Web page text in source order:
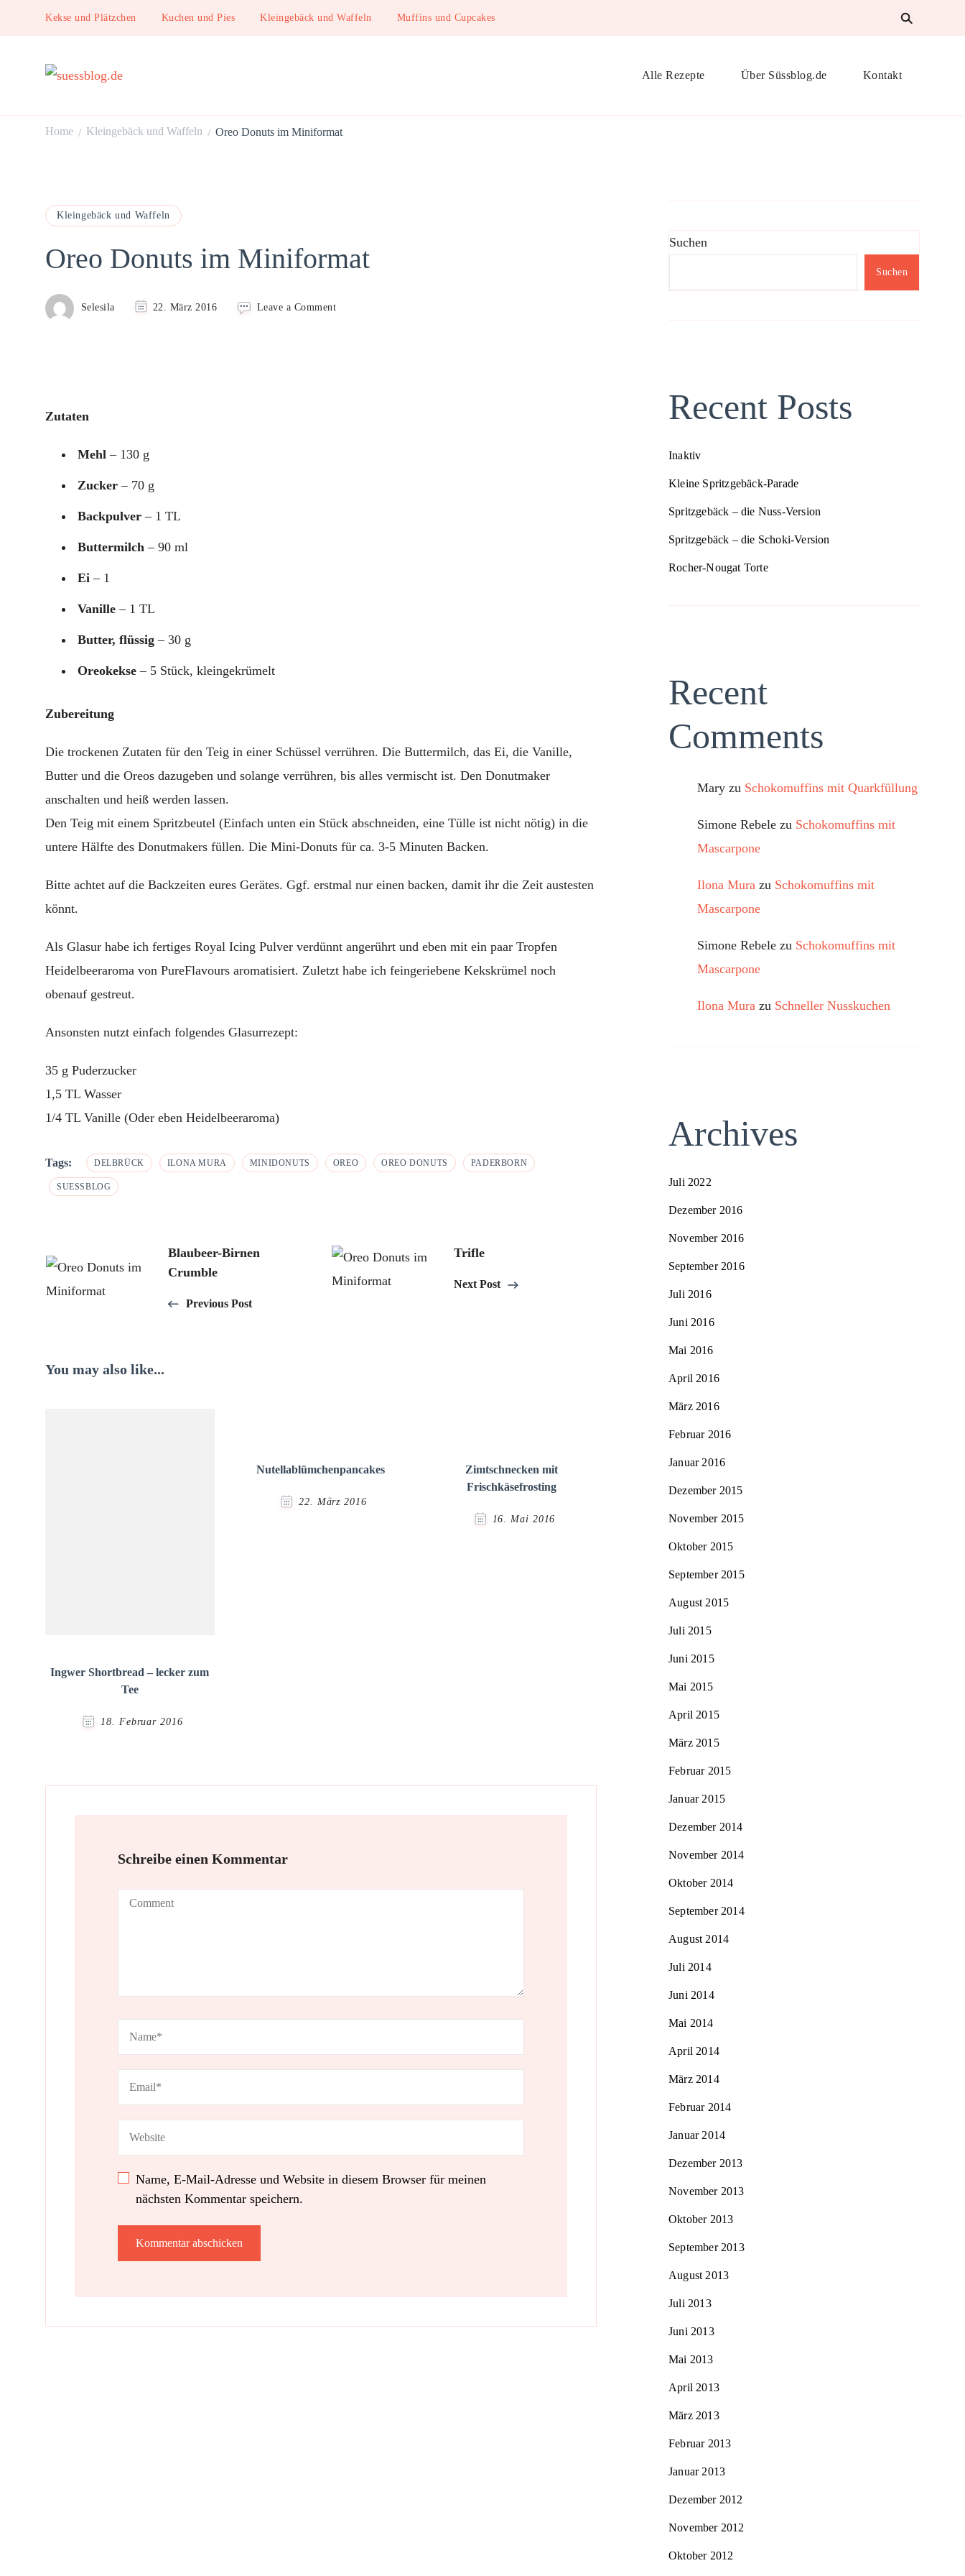
Kekse und Plätzchen Kuchen und Pies Kleingebäck und Waffeln Muffins und Cupcakes
Alle Rezepte Über Süssblog.de Kontakt
Home / Kleingebäck und Waffeln / Oreo Donuts im Miniformat
Kleingebäck und Waffeln
Oreo Donuts im Miniformat
Selesila 22. März 2016 Leave a Commenton
Zutaten
Mehl – 130 g
Zucker – 70 g
Backpulver – 1 TL
Buttermilch – 90 ml
Ei – 1
Vanille – 1 TL
Butter, flüssig – 30 g
Oreokekse – 5 Stück, kleingekrümelt
Zubereitung
Die trockenen Zutaten für den Teig in einer Schüssel verrühren. Die Buttermilch, das Ei, die Vanille,
Butter und die Oreos dazugeben und solange verrühren, bis alles vermischt ist. Den Donutmaker
anschalten und heiß werden lassen.
Den Teig mit einem Spritzbeutel (Einfach unten ein Stück abschneiden, eine Tülle ist nicht nötig) in die
untere Hälfte des Donutmakers füllen. Die Mini-Donuts für ca. 3-5 Minuten Backen.
Bitte achtet auf die Backzeiten eures Gerätes. Ggf. erstmal nur einen backen, damit ihr die Zeit austesten
könnt.
Als Glasur habe ich fertiges Royal Icing Pulver verdünnt angerührt und eben mit ein paar Tropfen
Heidelbeeraroma von PureFlavours aromatisiert. Zuletzt habe ich feingeriebene Kekskrümel noch
obenauf gestreut.
Ansonsten nutzt einfach folgendes Glasurrezept:
35 g Puderzucker
1,5 TL Wasser
1/4 TL Vanille (Oder eben Heidelbeeraroma)
Tags: DELBRÜCK ILONA MURA MINIDONUTS OREO OREO DONUTS PADERBORN
SUESSBLOG
Post
Navigation
Blaubeer-Birnen
Crumble
Previous Post
Trifle
Next Post
You may also like...
Ingwer Shortbread – lecker zum
Tee
18. Februar 2016
Nutellablümchenpancakes
22. März 2016
Zimtschnecken mit
Frischkäsefrosting
16. Mai 2016
Schreibe einen Kommentar
Name, E-Mail-Adresse und Website in diesem Browser für meinen
nächsten Kommentar speichern.
Suchen
Suchen
Recent Posts
Inaktiv
Kleine Spritzgebäck-Parade
Spritzgebäck – die Nuss-Version
Spritzgebäck – die Schoki-Version
Rocher-Nougat Torte
Recent
Comments
Mary zu Schokomuffins mit Quarkfüllung
Simone Rebele zu Schokomuffins mit
Mascarpone
Ilona Mura zu Schokomuffins mit
Mascarpone
Simone Rebele zu Schokomuffins mit
Mascarpone
Ilona Mura zu Schneller Nusskuchen
Archives
Juli 2022
Dezember 2016
November 2016
September 2016
Juli 2016
Juni 2016
Mai 2016
April 2016
März 2016
Februar 2016
Januar 2016
Dezember 2015
November 2015
Oktober 2015
September 2015
August 2015
Juli 2015
Juni 2015
Mai 2015
April 2015
März 2015
Februar 2015
Januar 2015
Dezember 2014
November 2014
Oktober 2014
September 2014
August 2014
Juli 2014
Juni 2014
Mai 2014
April 2014
März 2014
Februar 2014
Januar 2014
Dezember 2013
November 2013
Oktober 2013
September 2013
August 2013
Juli 2013
Juni 2013
Mai 2013
April 2013
März 2013
Februar 2013
Januar 2013
Dezember 2012
November 2012
Oktober 2012